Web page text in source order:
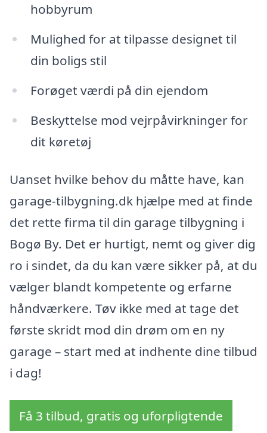
hobbyrum
Mulighed for at tilpasse designet til
din boligs stil
Forøget værdi på din ejendom
Beskyttelse mod vejrpåvirkninger for
dit køretøj
Uanset hvilke behov du måtte have, kan
garage-tilbygning.dk hjælpe med at finde
det rette firma til din garage tilbygning i
Bogø By. Det er hurtigt, nemt og giver dig
ro i sindet, da du kan være sikker på, at du
vælger blandt kompetente og erfarne
håndværkere. Tøv ikke med at tage det
første skridt mod din drøm om en ny
garage – start med at indhente dine tilbud
i dag!
Få 3 tilbud, gratis og uforpligtende